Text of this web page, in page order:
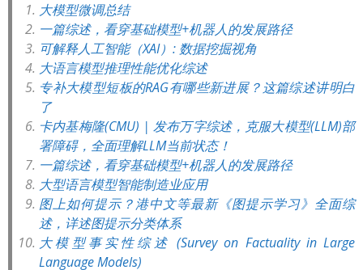
大模型微调总结
一篇综述，看穿基础模型+机器人的发展路径
可解释人工智能（XAI）: 数据挖掘视角
大语言模型推理性能优化综述
专补大模型短板的RAG有哪些新进展？这篇综述讲明白
了
卡内基梅隆(CMU) | 发布万字综述，克服大模型(LLM)部
署障碍，全面理解LLM当前状态！
一篇综述，看穿基础模型+机器人的发展路径
大型语言模型智能制造业应用
图上如何提示？港中文等最新《图提示学习》全面综
述，详述图提示分类体系
大模型事实性综述 (Survey on Factuality in Large
Language Models)